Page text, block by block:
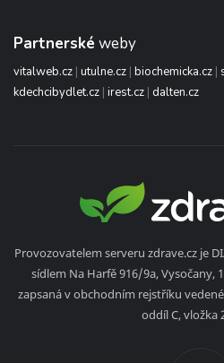
Partnerské weby
vitalweb.cz | utulne.cz | biochemicka.cz |
kdechcibydlet.cz | irest.cz | dalten.cz
Provozovatelem serveru zdrave.cz je
sídlem Na Harfě 916/9a, Vysočany,
zapsaná v obchodním rejstříku
oddíl C, vložka